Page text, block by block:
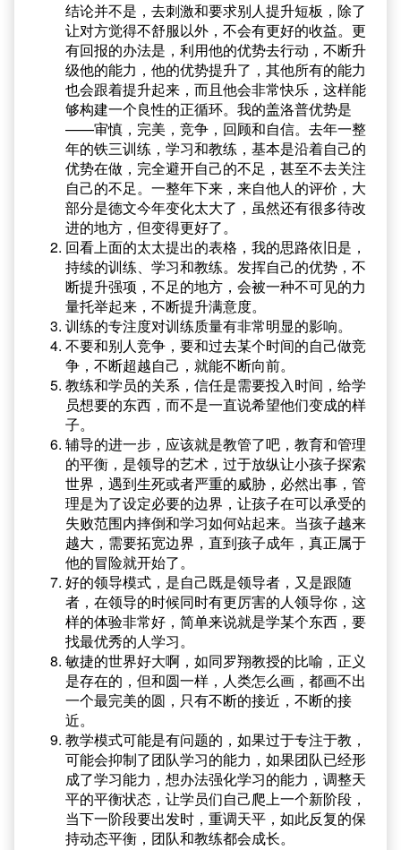
结论并不是，去刺激和要求别人提升短板，除了
让对方觉得不舒服以外，不会有更好的收益。更
有回报的办法是，利用他的优势去行动，不断升
级他的能力，他的优势提升了，其他所有的能力
也会跟着提升起来，而且他会非常快乐，这样能
够构建一个良性的正循环。我的盖洛普优势是
——审慎，完美，竞争，回顾和自信。去年一整
年的铁三训练，学习和教练，基本是沿着自己的
优势在做，完全避开自己的不足，甚至不去关注
自己的不足。一整年下来，来自他人的评价，大
部分是德文今年变化太大了，虽然还有很多待改
进的地方，但变得更好了。
回看上面的太太提出的表格，我的思路依旧是，
持续的训练、学习和教练。发挥自己的优势，不
断提升强项，不足的地方，会被一种不可见的力
量托举起来，不断提升满意度。
训练的专注度对训练质量有非常明显的影响。
不要和别人竞争，要和过去某个时间的自己做竞
争，不断超越自己，就能不断向前。
教练和学员的关系，信任是需要投入时间，给学
员想要的东西，而不是一直说希望他们变成的样
子。
辅导的进一步，应该就是教管了吧，教育和管理
的平衡，是领导的艺术，过于放纵让小孩子探索
世界，遇到生死或者严重的威胁，必然出事，管
理是为了设定必要的边界，让孩子在可以承受的
失败范围内摔倒和学习如何站起来。当孩子越来
越大，需要拓宽边界，直到孩子成年，真正属于
他的冒险就开始了。
好的领导模式，是自己既是领导者，又是跟随
者，在领导的时候同时有更厉害的人领导你，这
样的体验非常好，简单来说就是学某个东西，要
找最优秀的人学习。
敏捷的世界好大啊，如同罗翔教授的比喻，正义
是存在的，但和圆一样，人类怎么画，都画不出
一个最完美的圆，只有不断的接近，不断的接
近。
教学模式可能是有问题的，如果过于专注于教，
可能会抑制了团队学习的能力，如果团队已经形
成了学习能力，想办法强化学习的能力，调整天
平的平衡状态，让学员们自己爬上一个新阶段，
当下一阶段要出发时，重调天平，如此反复的保
持动态平衡，团队和教练都会成长。